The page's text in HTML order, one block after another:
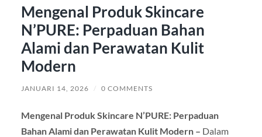
Mengenal Produk Skincare
N’PURE: Perpaduan Bahan
Alami dan Perawatan Kulit
Modern
JANUARI 14, 2026 / 0 COMMENTS
Mengenal Produk Skincare N’PURE: Perpaduan
Bahan Alami dan Perawatan Kulit Modern – Dalam